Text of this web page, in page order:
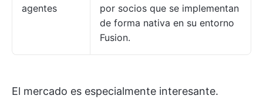
agentes
por socios que se implementan
de forma nativa en su entorno
Fusion.
El mercado es especialmente interesante.